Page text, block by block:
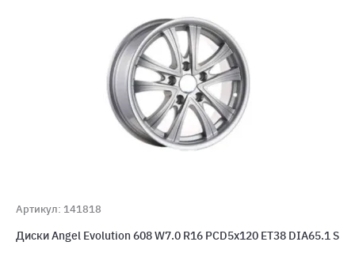
Артикул: 141818
Диски Angel Evolution 608 W7.0 R16 PCD5x120 ET38 DIA65.1 S